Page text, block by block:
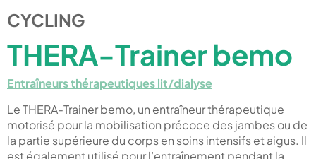
CYCLING
THERA-Trainer bemo
Entraîneurs thérapeutiques lit/dialyse
Le THERA-Trainer bemo, un entraîneur thérapeutique
motorisé pour la mobilisation précoce des jambes ou de
la partie supérieure du corps en soins intensifs et aigus. Il
est également utilisé pour l’entraînement pendant la